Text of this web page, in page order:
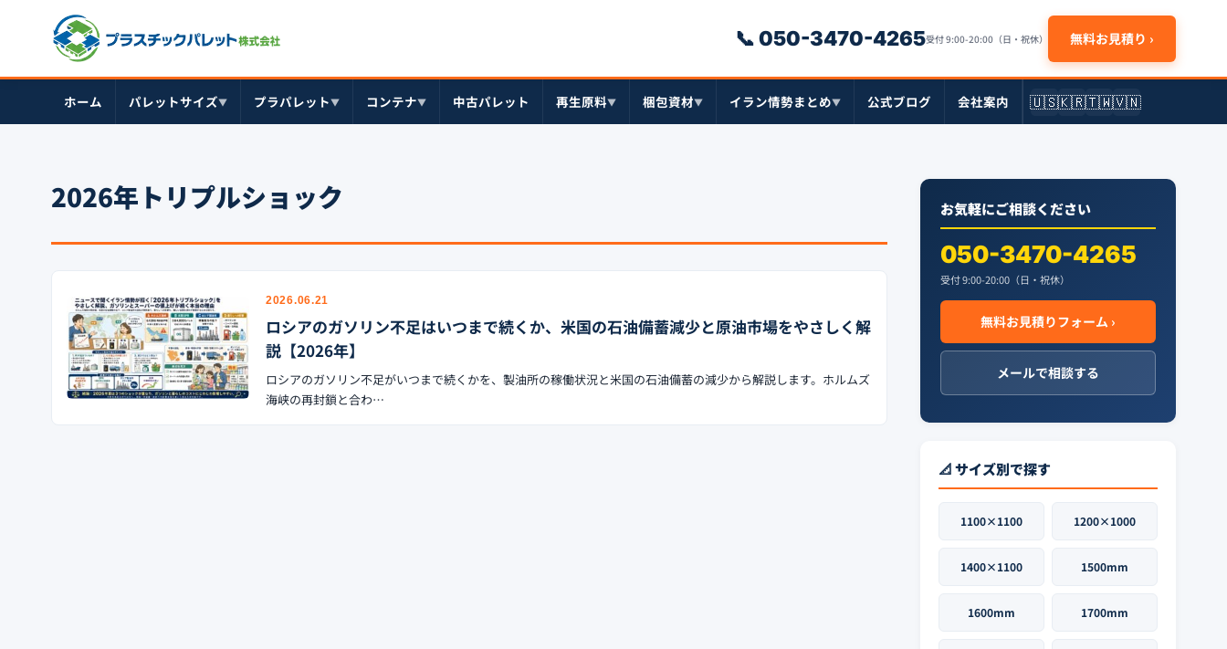
📞 050-3470-4265受付 9:00-20:00（日・祝休） 無料お見積り ›
ホーム パレットサイズ▼ プラパレット▼ コンテナ▼ 中古パレット 再生原料▼ 梱包資材▼ イラン情勢まとめ▼ 公式ブログ 会社案内 🇺🇸🇰🇷🇹🇼🇻🇳
2026年トリプルショック
2026.06.21
ロシアのガソリン不足はいつまで続くか、米国の石油備蓄減少と原油市場をやさしく解
説【2026年】
ロシアのガソリン不足がいつまで続くかを、製油所の稼働状況と米国の石油備蓄の減少から解説します。ホルムズ
海峡の再封鎖と合わ…
お気軽にご相談ください
050-3470-4265
受付 9:00-20:00（日・祝休）
無料お見積りフォーム ›
メールで相談する
📐 サイズ別で探す
1100×1100 1200×1000
1400×1100 1500mm
1600mm 1700mm